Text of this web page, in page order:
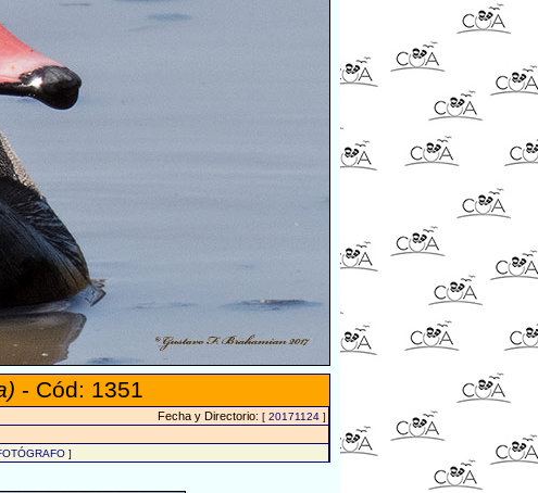
- Cód: 1351
Fecha y Directorio: [ 20171124 ]
]